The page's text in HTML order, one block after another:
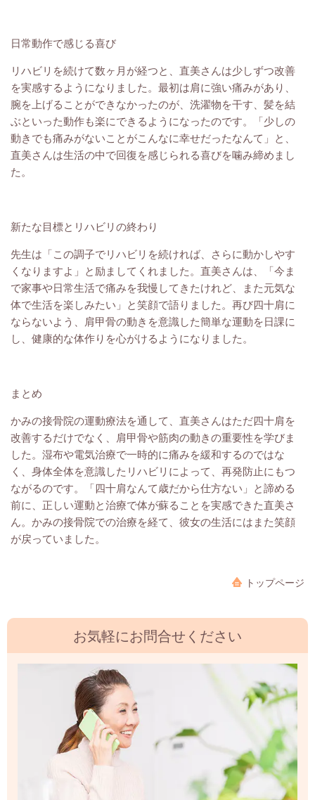
日常動作で感じる喜び
リハビリを続けて数ヶ月が経つと、直美さんは少しずつ改善
を実感するようになりました。最初は肩に強い痛みがあり、
腕を上げることができなかったのが、洗濯物を干す、髪を結
ぶといった動作も楽にできるようになったのです。「少しの
動きでも痛みがないことがこんなに幸せだったなんて」と、
直美さんは生活の中で回復を感じられる喜びを噛み締めまし
た。
新たな目標とリハビリの終わり
先生は「この調子でリハビリを続ければ、さらに動かしやす
くなりますよ」と励ましてくれました。直美さんは、「今ま
で家事や日常生活で痛みを我慢してきたけれど、また元気な
体で生活を楽しみたい」と笑顔で語りました。再び四十肩に
ならないよう、肩甲骨の動きを意識した簡単な運動を日課に
し、健康的な体作りを心がけるようになりました。
まとめ
かみの接骨院の運動療法を通して、直美さんはただ四十肩を
改善するだけでなく、肩甲骨や筋肉の動きの重要性を学びま
した。湿布や電気治療で一時的に痛みを緩和するのではな
く、身体全体を意識したリハビリによって、再発防止にもつ
ながるのです。「四十肩なんて歳だから仕方ない」と諦める
前に、正しい運動と治療で体が蘇ることを実感できた直美さ
ん。かみの接骨院での治療を経て、彼女の生活にはまた笑顔
が戻っていました。
トップページ
お気軽にお問合せください